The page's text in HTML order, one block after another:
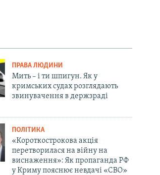
ПРАВА ЛЮДИНИ
Мить – і ти шпигун. Як у
кримських судах розглядають
звинувачення в держзраді
ПОЛІТИКА
«Короткострокова акція
перетворилася на війну на
виснаження»: Як пропаганда РФ
у Криму пояснює невдачі «СВО»